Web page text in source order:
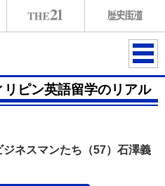
ME
NU
ピン英語留学のリアル
ネスマンたち（57）石澤義